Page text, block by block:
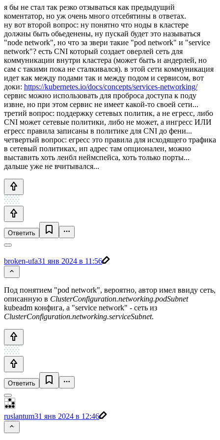
я бы не стал так резко отзываться как предыдущий
коментатор, но уж очень много отсебятины в ответах.
ну вот второй вопрос: ну понятно что ноды в кластере
должны быть обьеденены, ну пускай будет это называться
"node network", но что за звери такие "pod network" и "service
network"? есть CNI который создает оверлей сеть для
коммуникации внутри кластера (может быть и андерлей, но
сам с такими пока не сталкивался). в этой сети коммуникация
идет как между подами так и между подом и сервисом, вот
доки: https://kubernetes.io/docs/concepts/services-networking/
сервис можно использовать для проброса доступа к поду
извне, но при этом сервис не имеет какой-то своей сети...
третий вопрос: поддержку сетевых политик, а не егресс, либо
CNI может сетевые политики, либо не может, а ингресс ИЛИ
егресс правила записаны в политике для CNI до фени...
четвертый вопрос: егресс это правила для исходящего трафика
в сетевый политиках, ип адрес там опционален, можно
выставить хоть леибл неймспейса, хоть только порты...
дальше уже не вчитывался...
Ответить
broken-ufa31 янв 2024 в 11:56
Под понятием "pod network", вероятно, автор имел ввиду сеть,
описанную в ClusterConfiguration.networking.podSubnet
kubeadm конфига, а "service network" - сеть из
ClusterConfiguration.networking.serviceSubnet.
Ответить
ruslantum31 янв 2024 в 12:46